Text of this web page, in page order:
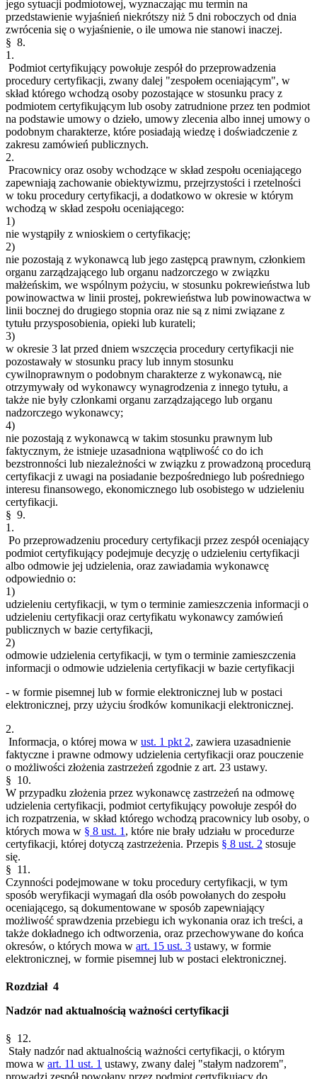
jego sytuacji podmiotowej, wyznaczając mu termin na
przedstawienie wyjaśnień niekrótszy niż 5 dni roboczych od dnia
zwrócenia się o wyjaśnienie, o ile umowa nie stanowi inaczej.
§ 8.
1.
Podmiot certyfikujący powołuje zespół do przeprowadzenia
procedury certyfikacji, zwany dalej "zespołem oceniającym", w
skład którego wchodzą osoby pozostające w stosunku pracy z
podmiotem certyfikującym lub osoby zatrudnione przez ten podmiot
na podstawie umowy o dzieło, umowy zlecenia albo innej umowy o
podobnym charakterze, które posiadają wiedzę i doświadczenie z
zakresu zamówień publicznych.
2.
Pracownicy oraz osoby wchodzące w skład zespołu oceniającego
zapewniają zachowanie obiektywizmu, przejrzystości i rzetelności
w toku procedury certyfikacji, a dodatkowo w okresie w którym
wchodzą w skład zespołu oceniającego:
1)
nie wystąpiły z wnioskiem o certyfikację;
2)
nie pozostają z wykonawcą lub jego zastępcą prawnym, członkiem
organu zarządzającego lub organu nadzorczego w związku
małżeńskim, we wspólnym pożyciu, w stosunku pokrewieństwa lub
powinowactwa w linii prostej, pokrewieństwa lub powinowactwa w
linii bocznej do drugiego stopnia oraz nie są z nimi związane z
tytułu przysposobienia, opieki lub kurateli;
3)
w okresie 3 lat przed dniem wszczęcia procedury certyfikacji nie
pozostawały w stosunku pracy lub innym stosunku
cywilnoprawnym o podobnym charakterze z wykonawcą, nie
otrzymywały od wykonawcy wynagrodzenia z innego tytułu, a
także nie były członkami organu zarządzającego lub organu
nadzorczego wykonawcy;
4)
nie pozostają z wykonawcą w takim stosunku prawnym lub
faktycznym, że istnieje uzasadniona wątpliwość co do ich
bezstronności lub niezależności w związku z prowadzoną procedurą
certyfikacji z uwagi na posiadanie bezpośredniego lub pośredniego
interesu finansowego, ekonomicznego lub osobistego w udzieleniu
certyfikacji.
§ 9.
1.
Po przeprowadzeniu procedury certyfikacji przez zespół oceniający
podmiot certyfikujący podejmuje decyzję o udzieleniu certyfikacji
albo odmowie jej udzielenia, oraz zawiadamia wykonawcę
odpowiednio o:
1)
udzieleniu certyfikacji, w tym o terminie zamieszczenia informacji o
udzieleniu certyfikacji oraz certyfikatu wykonawcy zamówień
publicznych w bazie certyfikacji,
2)
odmowie udzielenia certyfikacji, w tym o terminie zamieszczenia
informacji o odmowie udzielenia certyfikacji w bazie certyfikacji
- w formie pisemnej lub w formie elektronicznej lub w postaci
elektronicznej, przy użyciu środków komunikacji elektronicznej.
2.
Informacja, o której mowa w ust. 1 pkt 2, zawiera uzasadnienie
faktyczne i prawne odmowy udzielenia certyfikacji oraz pouczenie
o możliwości złożenia zastrzeżeń zgodnie z art. 23 ustawy.
§ 10.
W przypadku złożenia przez wykonawcę zastrzeżeń na odmowę
udzielenia certyfikacji, podmiot certyfikujący powołuje zespół do
ich rozpatrzenia, w skład którego wchodzą pracownicy lub osoby, o
których mowa w § 8 ust. 1 , które nie brały udziału w procedurze
certyfikacji, której dotyczą zastrzeżenia. Przepis § 8 ust. 2 stosuje
się.
§ 11.
Czynności podejmowane w toku procedury certyfikacji, w tym
sposób weryfikacji wymagań dla osób powołanych do zespołu
oceniającego, są dokumentowane w sposób zapewniający
możliwość sprawdzenia przebiegu ich wykonania oraz ich treści, a
także dokładnego ich odtworzenia, oraz przechowywane do końca
okresów, o których mowa w art. 15 ust. 3 ustawy, w formie
elektronicznej, w formie pisemnej lub w postaci elektronicznej.
Rozdział 4
Nadzór nad aktualnością ważności certyfikacji
§ 12.
Stały nadzór nad aktualnością ważności certyfikacji, o którym
mowa w art. 11 ust. 1 ustawy, zwany dalej "stałym nadzorem",